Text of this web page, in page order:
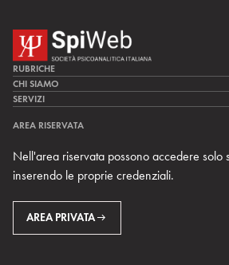
RUBRICHE
LA CURA
LA RICERCA
MULTIMEDIA
CHI SIAMO
LA SPI
TEAM DI SPIWEB
CONTATTI
RIVISTE
SERVIZI
ARCHIVIO STORICO
AREA RISERVATA
Nell'area riservata possono accedere solo
inserendo le proprie credenziali.
AREA PRIVATA